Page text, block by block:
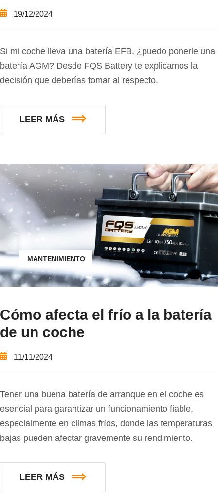
19/12/2024
Si mi coche lleva una batería EFB, ¿puedo ponerle una
batería AGM? Desde FQS Battery te explicamos la
decisión que deberías tomar al respecto.
LEER MÁS
MANTENIMIENTO
Cómo afecta el frío a la batería
de un coche
11/11/2024
Tener una buena batería de arranque en el coche es
esencial para garantizar un funcionamiento fiable,
especialmente en climas fríos, donde las temperaturas
bajas pueden afectar gravemente su rendimiento.
LEER MÁS